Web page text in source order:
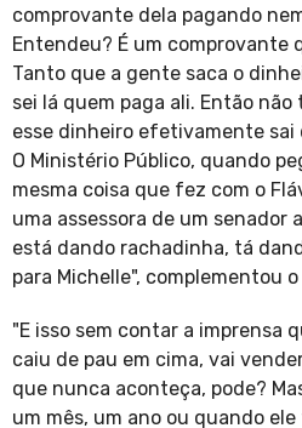
comprovante dela pagando
Entendeu? É um comprovante
Tanto que a gente saca o
sei lá quem paga ali. Então
esse dinheiro efetivamente
O Ministério Público, quando
mesma coisa que fez com o
uma assessora de um senador
está dando rachadinha, tá
para Michelle", complementou
"E isso sem contar a imprensa
caiu de pau em cima, vai
que nunca aconteça, pode?
um mês, um ano ou quando